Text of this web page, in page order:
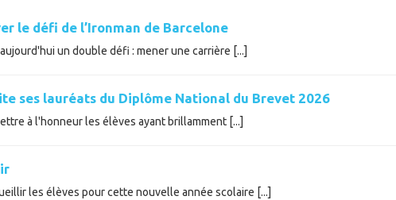
le défi de l’Ironman de Barcelone
un double défi : mener une carrière [...]
ses lauréats du Diplôme National du Brevet 2026
à l'honneur les élèves ayant brillamment [...]
les élèves pour cette nouvelle année scolaire [...]